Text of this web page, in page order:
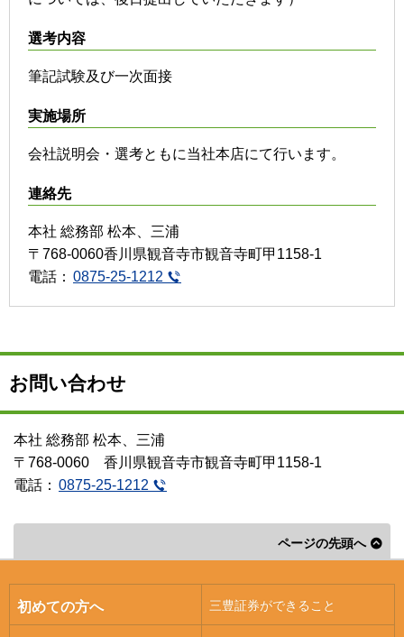
選考内容
筆記試験及び一次面接
実施場所
会社説明会・選考ともに当社本店にて行います。
連絡先
本社 総務部 松本、三浦
〒768-0060香川県観音寺市観音寺町甲1158-1
電話： 0875-25-1212
お問い合わせ
本社 総務部 松本、三浦
〒768-0060 香川県観音寺市観音寺町甲1158-1
電話： 0875-25-1212
ページの先頭へ
初めての方へ 三豊証券ができること